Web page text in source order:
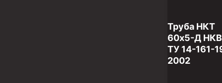
Скребки корончатые СК и тросовые СТ
Труба НКТ
60х5-Д
ТУ 14-161-
2002